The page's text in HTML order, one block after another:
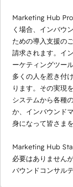
Marketing Hub
く場合、インバウ
ための導入支援の
請求されます。イ
ーケティングツー
多くの人を惹き付
ります。その実現
システムから各種
か、インバウンド
身になって皆さま
Marketing Hub
必要はありません
バウンドコンサル